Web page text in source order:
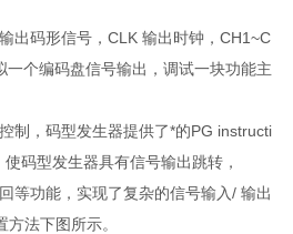
出码形信号，CLK 输出时钟，CH1~C
一个编码盘信号输出，调试一块功能主
制，码型发生器提供了*的PG instructi
码型发生器具有信号输出跳转，
等功能，实现了复杂的信号输入/ 输出
法下图所示。